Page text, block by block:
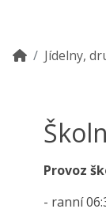
Jídelny,
Provoz
- ranní